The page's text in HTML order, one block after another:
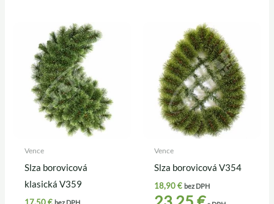
Vence
Slza borovicová
klasická V359
17,50€ bez DPH
Vence
Slza borovicová V354
18,90€ bez DPH